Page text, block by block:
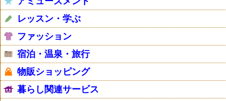
レッスン・学ぶ
ファッション
宿泊・温泉・旅行
物販ショッピング
暮らし関連サービス